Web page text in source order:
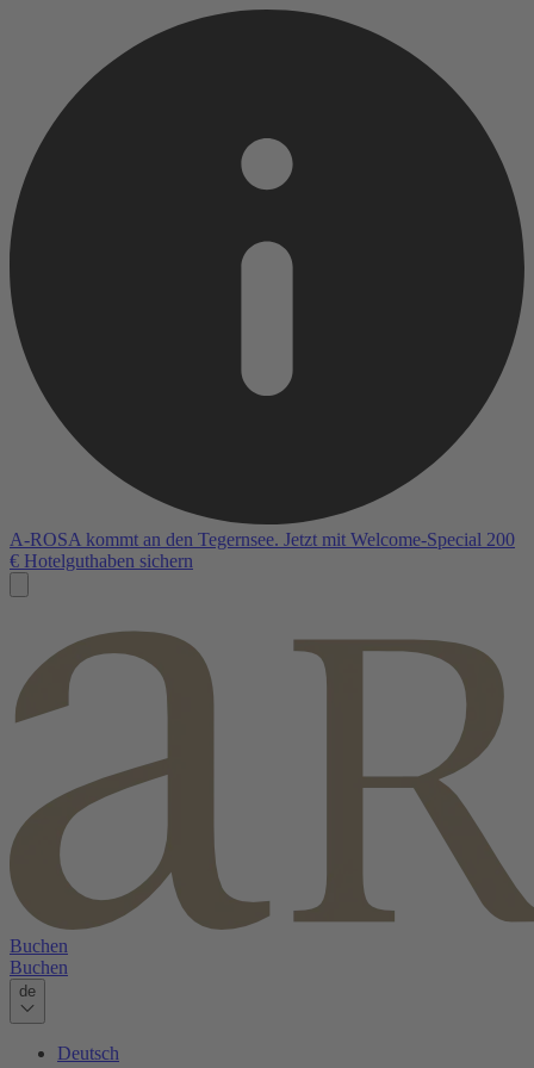
A-ROSA kommt an den Tegernsee. Jetzt mit Welcome-Special 200
€ Hotelguthaben sichern
Buchen
Buchen
de
Deutsch